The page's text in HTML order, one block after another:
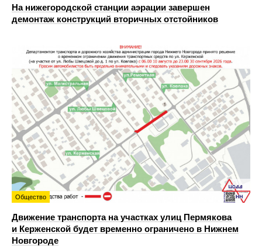
На нижегородской станции аэрации завершен
демонтаж конструкций вторичных отстойников
Общество
Движение транспорта на участках улиц Пермякова
и Керженской будет временно ограничено в Нижнем
Новгороде